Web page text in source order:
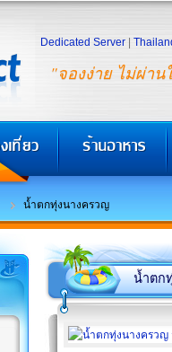
"จองง่าย ไม่ผ่าน
Dedicated Server
น้ำตกทุ่งนางครวญ
น้ำตก